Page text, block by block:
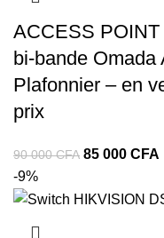
ACCESS
bi-bande
Plafonnier – en
prix
90 000CFA 85 000 CFA
-9%